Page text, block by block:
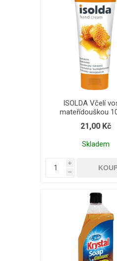
ISOLDA Včelí
mateřídouškou
21,00 Kč
Skladem
i
h